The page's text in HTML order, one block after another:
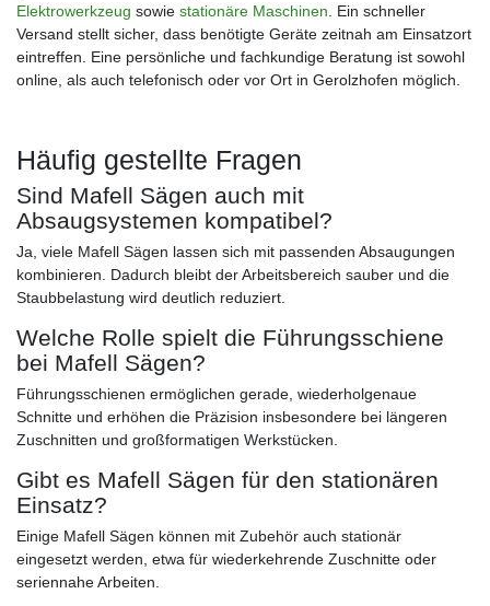
Elektrowerkzeug sowie stationäre Maschinen. Ein schneller
Versand stellt sicher, dass benötigte Geräte zeitnah am Einsatzort
eintreffen. Eine persönliche und fachkundige Beratung ist sowohl
online, als auch telefonisch oder vor Ort in Gerolzhofen möglich.
Häufig gestellte Fragen
Sind Mafell Sägen auch mit
Absaugsystemen kompatibel?
Ja, viele Mafell Sägen lassen sich mit passenden Absaugungen
kombinieren. Dadurch bleibt der Arbeitsbereich sauber und die
Staubbelastung wird deutlich reduziert.
Welche Rolle spielt die Führungsschiene
bei Mafell Sägen?
Führungsschienen ermöglichen gerade, wiederholgenaue
Schnitte und erhöhen die Präzision insbesondere bei längeren
Zuschnitten und großformatigen Werkstücken.
Gibt es Mafell Sägen für den stationären
Einsatz?
Einige Mafell Sägen können mit Zubehör auch stationär
eingesetzt werden, etwa für wiederkehrende Zuschnitte oder
seriennahe Arbeiten.